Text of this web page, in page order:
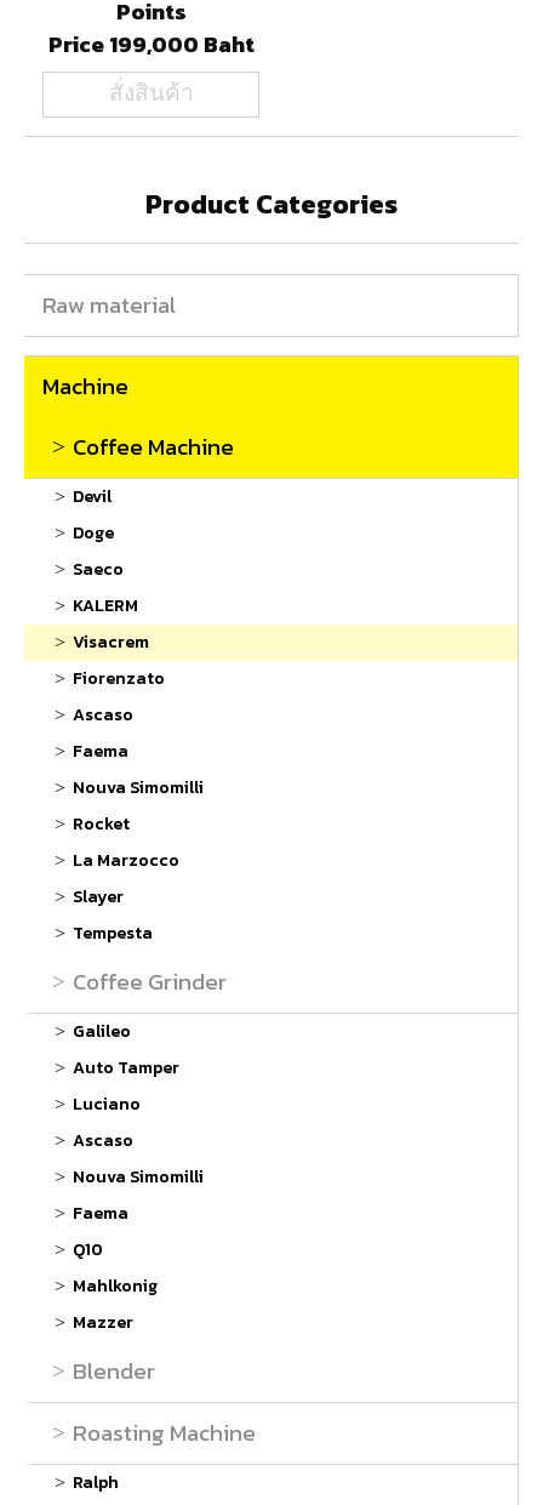
Product Categories
Raw material
Machine
Coffee Machine
Devil
Doge
Saeco
KALERM
Visacrem
Fiorenzato
Ascaso
Faema
Nouva Simomilli
Rocket
La Marzocco
Slayer
Tempesta
Coffee Grinder
Galileo
Auto Tamper
Luciano
Ascaso
Nouva Simomilli
Faema
Q10
Mahlkonig
Mazzer
Blender
Roasting Machine
Ralph
Points
Price 199,000 Baht
สั่งสินค้า